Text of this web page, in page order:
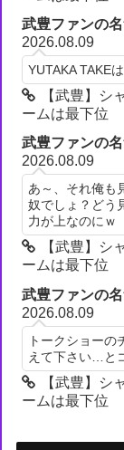
武豊ファンの
2026.08.09
YUTAKA TAKE
【武豊】
ームは最下位
武豊ファンの
2026.08.09
あ～、それ俺も
奴でしょ？どう
力が上なのにｗ
【武豊】
ームは最下位
武豊ファンの
2026.08.09
トークショー
えて下さい…と
【武豊】
ームは最下位